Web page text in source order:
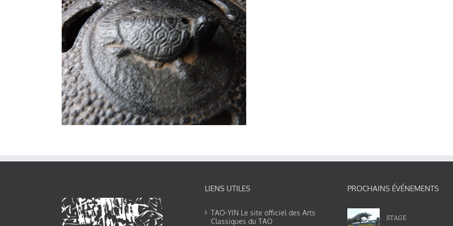
LIENS UTILES
TAO-YIN Le site officiel des Arts
Classiques du TAO
PROCHAINS ÉVÉNEMENTS
STAGE